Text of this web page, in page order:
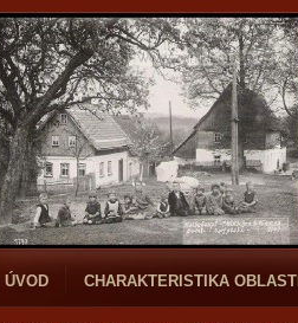
ÚVOD CHARAKTERISTIKA OBLASTI